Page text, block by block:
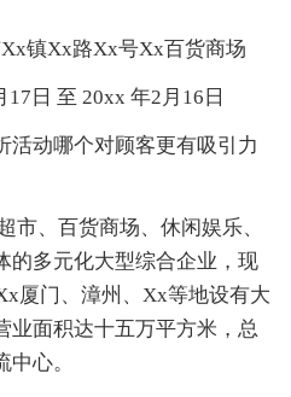
镇Xx路Xx号Xx百货商场
日 至 20xx 年2月16日
动哪个对顾客更有吸引力
、百货商场、休闲娱乐、
的多元化大型综合企业，现
厦门、漳州、Xx等地设有大
业面积达十五万平方米，总
心。